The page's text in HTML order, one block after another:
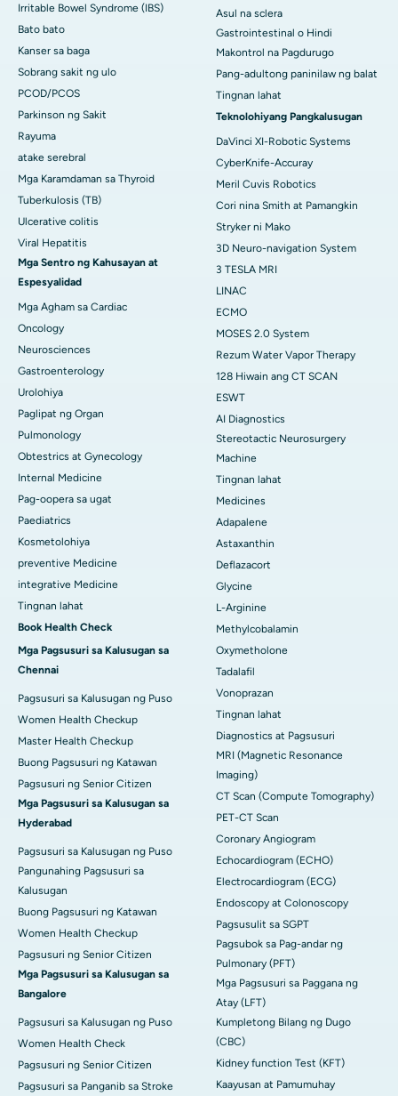
Irritable Bowel Syndrome (IBS)
Bato bato
Kanser sa baga
Sobrang sakit ng ulo
PCOD/PCOS
Parkinson ng Sakit
Rayuma
atake serebral
Mga Karamdaman sa Thyroid
Tuberkulosis (TB)
Ulcerative colitis
Viral Hepatitis
Mga Sentro ng Kahusayan at
Espesyalidad
Mga Agham sa Cardiac
Oncology
Neurosciences
Gastroenterology
Urolohiya
Paglipat ng Organ
Pulmonology
Obtestrics at Gynecology
Internal Medicine
Pag-oopera sa ugat
Paediatrics
Kosmetolohiya
preventive Medicine
integrative Medicine
Tingnan lahat
Book Health Check
Mga Pagsusuri sa Kalusugan sa
Chennai
Pagsusuri sa Kalusugan ng Puso
Women Health Checkup
Master Health Checkup
Buong Pagsusuri ng Katawan
Pagsusuri ng Senior Citizen
Mga Pagsusuri sa Kalusugan sa
Hyderabad
Pagsusuri sa Kalusugan ng Puso
Pangunahing Pagsusuri sa
Kalusugan
Buong Pagsusuri ng Katawan
Women Health Checkup
Pagsusuri ng Senior Citizen
Mga Pagsusuri sa Kalusugan sa
Bangalore
Pagsusuri sa Kalusugan ng Puso
Women Health Check
Pagsusuri ng Senior Citizen
Pagsusuri sa Panganib sa Stroke
Asul na sclera
Gastrointestinal o Hindi
Makontrol na Pagdurugo
Pang-adultong paninilaw ng balat
Tingnan lahat
Teknolohiyang Pangkalusugan
DaVinci XI-Robotic Systems
CyberKnife-Accuray
Meril Cuvis Robotics
Cori nina Smith at Pamangkin
Stryker ni Mako
3D Neuro-navigation System
3 TESLA MRI
LINAC
ECMO
MOSES 2.0 System
Rezum Water Vapor Therapy
128 Hiwain ang CT SCAN
ESWT
AI Diagnostics
Stereotactic Neurosurgery
Machine
Tingnan lahat
Medicines
Adapalene
Astaxanthin
Deflazacort
Glycine
L-Arginine
Methylcobalamin
Oxymetholone
Tadalafil
Vonoprazan
Tingnan lahat
Diagnostics at Pagsusuri
MRI (Magnetic Resonance
Imaging)
CT Scan (Compute Tomography)
PET-CT Scan
Coronary Angiogram
Echocardiogram (ECHO)
Electrocardiogram (ECG)
Endoscopy at Colonoscopy
Pagsusulit sa SGPT
Pagsubok sa Pag-andar ng
Pulmonary (PFT)
Mga Pagsusuri sa Paggana ng
Atay (LFT)
Kumpletong Bilang ng Dugo
(CBC)
Kidney function Test (KFT)
Kaayusan at Pamumuhay